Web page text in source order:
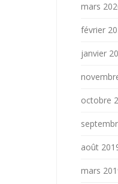
mars
février
janvier
octobre
août
mars